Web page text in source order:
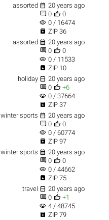
assorted  20 years ago
 0  0
visibility 0 / 16474
 ZIP 36
assorted  20 years ago
 0  0
visibility 0 / 11533
 ZIP 10
holiday  20 years ago
 0  +6
visibility 0 / 37664
 ZIP 37
winter sports  20 years ago
 0  0
visibility 0 / 60774
 ZIP 97
winter sports  20 years ago
 0  0
visibility 0 / 44662
 ZIP 75
travel  20 years ago
 0  +1
visibility 4 / 48745
 ZIP 79